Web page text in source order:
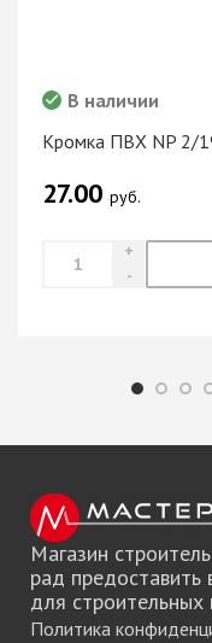
Кромка ПВХ NP 2/
В наличии
27.00 руб.
Магазин
рад
для
Политика